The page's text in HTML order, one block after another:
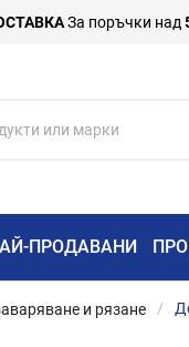
За поръчки над
ПРОДАВАНИ
и рязане